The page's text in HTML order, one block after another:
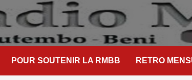
POUR SOUTENIR LA RMBB RETRO